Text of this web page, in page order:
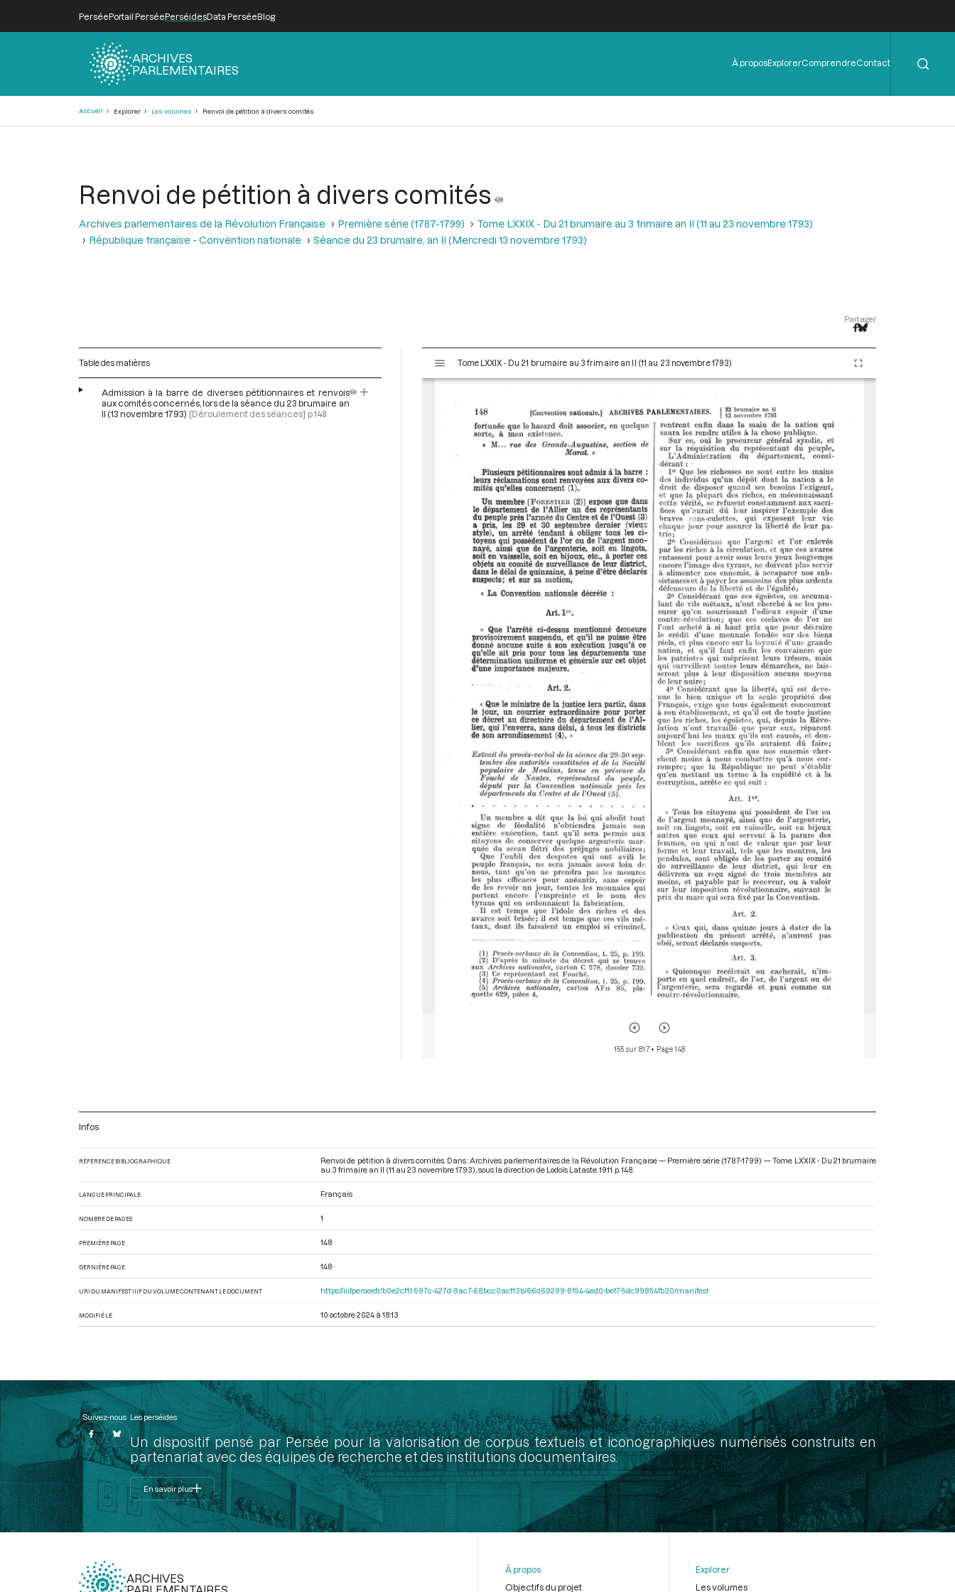
PerséePortail PerséePerséidesData PerséeBlog
ARCHIVES
PARLEMENTAIRES
Menu
de
À proposExplorerComprendreContact
Accueil Explorer Les volumes Renvoi de pétition à divers comités
Renvoi de pétition à divers comités
Archives parlementaires de la Révolution Française Première série (1787-1799)
Tome LXXIX - Du 21 brumaire au 3 frimaire an II (11 au 23 novembre 1793)
République française - Convention nationale
Séance du 23 brumaire, an II (Mercredi 13 novembre 1793)
Partager
Table des matières
Admission à la barre de diverses pétitionnaires et renvois
aux comités concernés, lors de la séance du 23 brumaire an
II (13 novembre 1793) [Déroulement des séances] p.148
s
Tome LXXIX - Du 21 brumaire au 3 frimaire an II (11 au 23 novembre 1793)
155 sur 817• Page 148
Infos
RÉFÉRENCE BIBLIOGRAPHIQUE
Renvoi de pétition à divers comités. Dans : Archives parlementaires de la Révolution Française — Première série (1787-1799) — Tome LXXIX - Du 21 brumaire
au 3 frimaire an II (11 au 23 novembre 1793) , sous la direction de Lodoïs Lataste. 1911. p. 148.
LANGUE PRINCIPALE Français
NOMBRE DE PAGES 1
PREMIÈRE PAGE 148
DERNIÈRE PAGE 148
URI DU MANIFEST IIIF DU VOLUME CONTENANT LE DOCUMENT https://iiif.persee.fr/b0e2cf11-597c-427d-8ac7-68bcc0acf13b/66d69299-8154-4ed0-bef7-5dc99854fb30/manifest
MODIFIÉ LE 10 octobre 2024 à 18:13
Suivez-nous Les perséides
Un dispositif pensé par Persée pour la valorisation de corpus textuels et iconographiques numérisés construits en
partenariat avec des équipes de recherche et des institutions documentaires.
En savoir plus
ARCHIVES
À propos
Objectifs du projet
Explorer
Les volumes